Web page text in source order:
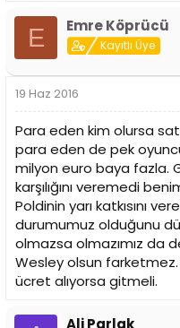
E Emre Köprücü
Kayıtlı Üye
19 Haz 2016
Para eden kim olursa
para eden de pek
milyon euro baya fazla.
karşılığını veremedi
Poldinin yarı katkısını
durumumuz olduğunu
olmazsa olmazımız da
Wesley olsun
ücret alıyorsa gitmeli.
Ali Parlak